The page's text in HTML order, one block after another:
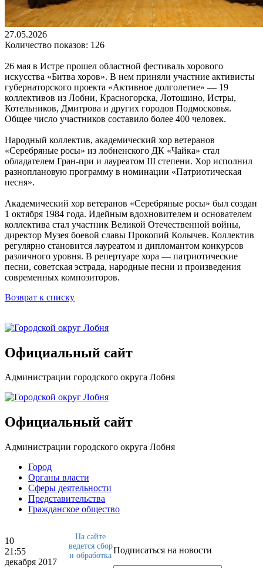
27.05.2026
Количество показов: 126
26 мая в Истре прошел областной фестиваль хорового
искусства «Битва хоров». В нем приняли участние активисты
губернаторского проекта «Активное долголетие» — 19
коллективов из Лобни, Красногорска, Лотошино, Истры,
Котельников, Дмитрова и других городов Подмосковья.
Общее число участников составило более 400 человек.
Народный коллектив, академический хор ветеранов
«Серебряные росы» из лобненского ДК «Чайка» стал
обладателем Гран-при и лауреатом III степени. Хор исполнил
разноплановую программу в номинации «Патриотическая
песня».
Академический хор ветеранов «Серебряные росы» был создан
1 октября 1984 года. Идейным вдохновителем и основателем
коллектива стал участник Великой Отечественной войны,
директор Музея боевой славы Прокопий Колычев. Коллектив
регулярно становится лауреатом и дипломантом конкурсов
различного уровня. В репертуаре хора — патриотические
песни, советская эстрада, народные песни и произведения
современных композиторов.
Возврат к списку
Официальный сайт
Администрации городского округа Лобня
Официальный сайт
Администрации городского округа Лобня
Город
Органы власти
Сферы деятельности
Представительства
Гражданское общество
10
21:55
декабря 2017
Подписаться на новости
На сайте
ведется сбор
и обработка